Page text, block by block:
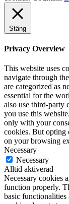
Stäng
Privacy Overview
This website uses
navigate through
are categorized as
essential for the
also use third-party
you use this
only with your
cookies. But opting
on your browsing
Necessary
Necessary
Alltid aktiverad
Necessary cookies
function properly.
basic functionalities